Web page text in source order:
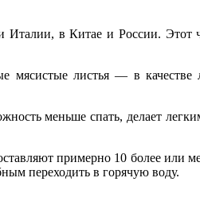
в Китае и России. Этот
листья — в качестве
меньше спать, делает
примерно 10 более или
переходить в горячую воду.